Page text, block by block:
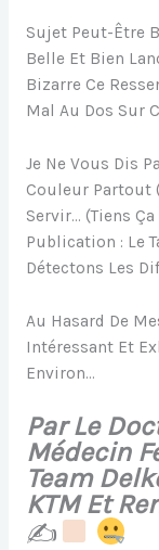
Sujet Peut-Être
Belle Et Bien
Bizarre Ce
Mal Au Dos Sur
Je Ne Vous Dis
Couleur Partout
Servir… (tiens Ça
Publication : Le
Détectons Les
Au Hasard De
Intéressant Et
Environ…
Par Le
Médecin
Team
KTM Et
✍